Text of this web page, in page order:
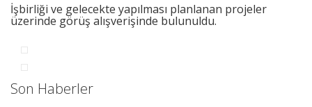
İşbirliği ve gelecekte yapılması planlanan projeler
üzerinde görüş alışverişinde bulunuldu.
Son Haberler